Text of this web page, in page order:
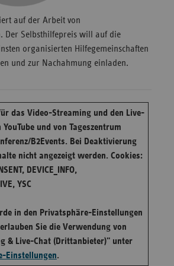
auf der Arbeit von
Der Selbsthilfepreis will auf die
organisierten Hilfegemeinschaften
und zur Nachahmung einladen.
das Video-Streaming und den Live-
und von Tageszentrum
B2Events. Bei Deaktivierung
nicht angezeigt werden. Cookies:
DEVICE_INFO,
YSC
in den Privatsphäre-Einstellungen
Sie die Verwendung von
& Live-Chat (Drittanbieter)" unter
Einstellungen.